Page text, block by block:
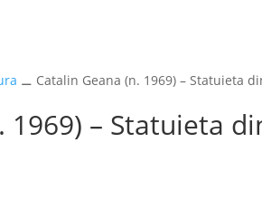
⚊ Catalin Geana (n. 1969) – Statuieta
1969) – Statuieta